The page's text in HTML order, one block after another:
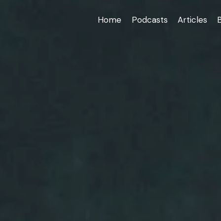
Home Podcasts Articles